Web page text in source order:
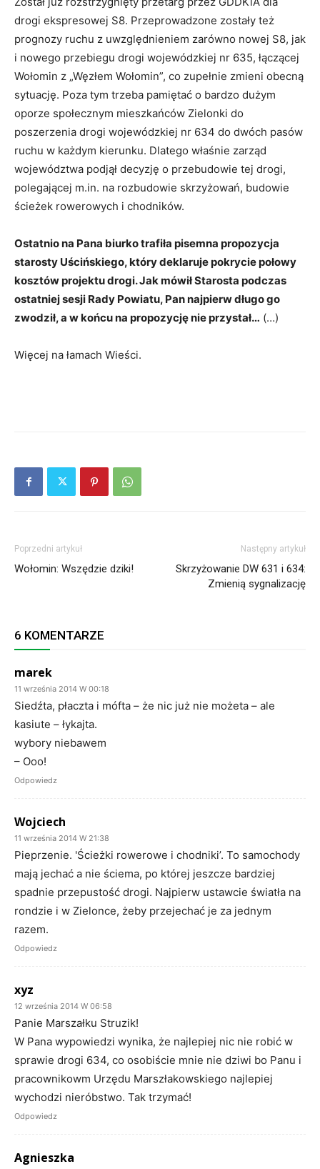
drogi ekspresowej S8. Przeprowadzone zostały też
prognozy ruchu z uwzględnieniem zarówno nowej S8, jak
i nowego przebiegu drogi wojewódzkiej nr 635, łączącej
Wołomin z „Węzłem Wołomin”, co zupełnie zmieni obecną
sytuację. Poza tym trzeba pamiętać o bardzo dużym
oporze społecznym mieszkańców Zielonki do
poszerzenia drogi wojewódzkiej nr 634 do dwóch pasów
ruchu w każdym kierunku. Dlatego właśnie zarząd
województwa podjął decyzję o przebudowie tej drogi,
polegającej m.in. na rozbudowie skrzyżowań, budowie
ścieżek rowerowych i chodników.
Ostatnio na Pana biurko trafiła pisemna propozycja
starosty Uścińskiego, który deklaruje pokrycie połowy
kosztów projektu drogi. Jak mówił Starosta podczas
ostatniej sesji Rady Powiatu, Pan najpierw długo go
zwodził, a w końcu na propozycję nie przystał… (…)
Więcej na łamach Wieści.
Poprzedni artykuł
Wołomin: Wszędzie dziki!
Następny artykuł
Skrzyżowanie DW 631 i 634:
Zmienią sygnalizację
6 KOMENTARZE
marek
11 września 2014 W 00:18
Siedźta, płaczta i mófta – że nic już nie możeta – ale
kasiute – łykajta.
wybory niebawem
– Ooo!
Odpowiedz
Wojciech
11 września 2014 W 21:38
Pieprzenie. 'Ścieżki rowerowe i chodniki’. To samochody
mają jechać a nie ściema, po której jeszcze bardziej
spadnie przepustość drogi. Najpierw ustawcie światła na
rondzie i w Zielonce, żeby przejechać je za jednym
razem.
Odpowiedz
xyz
12 września 2014 W 06:58
Panie Marszałku Struzik!
W Pana wypowiedzi wynika, że najlepiej nic nie robić w
sprawie drogi 634, co osobiście mnie nie dziwi bo Panu i
pracownikowm Urzędu Marszłakowskiego najlepiej
wychodzi nieróbstwo. Tak trzymać!
Odpowiedz
Agnieszka